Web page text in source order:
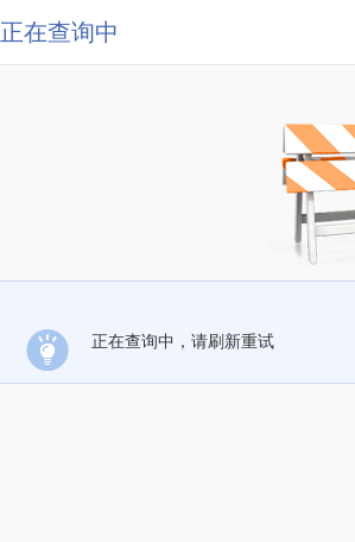
正在查询中
正在查询中，请刷新重试